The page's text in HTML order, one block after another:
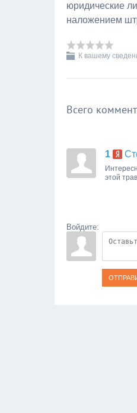
юридические
наложением
К вашему
Всего
1
этой
Войдите: